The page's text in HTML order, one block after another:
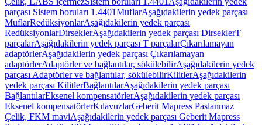
parçası Sistem boruları 1.4401MuflarAşağıdakilerin yedek parçası
MuflarRedüksiyonlarAşağıdakilerin yedek parçası
RedüksiyonlarDirseklerAşağıdakilerin yedek parçası DirseklerT
parçalarAşağıdakilerin yedek parçası T parçalarÇıkarılamayan
adaptörlerAşağıdakilerin yedek parçası Çıkarılamayan
adaptörlerAdaptörler ve bağlantılar, sökülebilirAşağıdakilerin yedek
parçası Adaptörler ve bağlantılar, sökülebilirKilitlerAşağıdakilerin
yedek parçası KilitlerBağlantılarAşağıdakilerin yedek parçası
BağlantılarEksenel kompensatörlerAşağıdakilerin yedek parçası
Eksenel kompensatörlerKılavuzlarGeberit Mapress Paslanmaz
Çelik, FKM maviAşağıdakilerin yedek parçası Geberit Mapress